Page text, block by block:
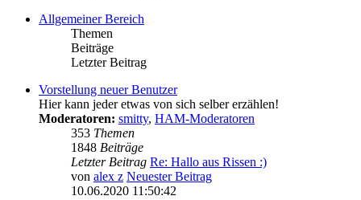
Allgemeiner Bereich
Themen
Beiträge
Letzter Beitrag
Vorstellung neuer Benutzer
Hier kann jeder etwas von sich selber erzählen!
Moderatoren: smitty, HAM-Moderatoren
353 Themen
1848 Beiträge
Letzter Beitrag Re: Hallo aus Rissen :)
von alex z Neuester Beitrag
10.06.2020 11:50:42